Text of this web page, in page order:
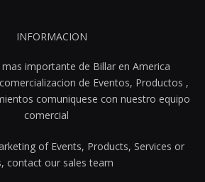
importante de Billar en America
de Eventos, Productos ,
comuniquese con nuestro equipo
comercial
of Events, Products, Services or
contact our sales team